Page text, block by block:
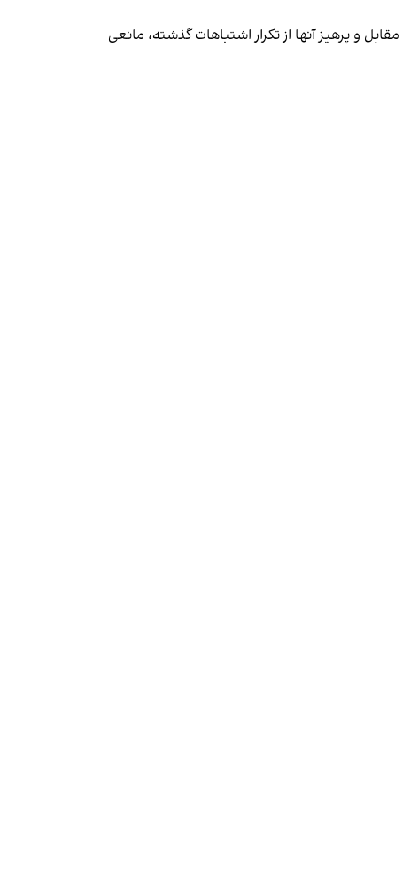
گفت: «در صورت واقع‌بینی طرف‌های مقابل و پرهیز آنها از تکرار اشتباهات گذشته، مانعی